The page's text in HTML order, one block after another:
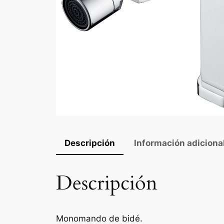
Descripción Información
Descripción
Monomando de bidé.